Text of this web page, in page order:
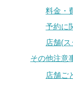
料金・
予約に
店舗(
その他注意
店舗ご